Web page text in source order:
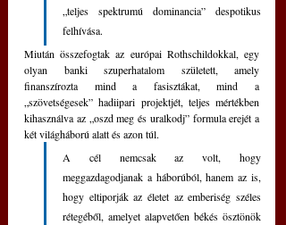
„teljes spektrumú dominancia” despotikus
felhívása.
Miután összefogtak az európai Rothschildokkal, egy
olyan banki szuperhatalom született, amely
finanszírozta mind a fasisztákat, mind a
„szövetségesek” hadiipari projektjét, teljes mértékben
kihasználva az „oszd meg és uralkodj” formula erejét a
két világháború alatt és azon túl.
A cél nemcsak az volt, hogy
meggazdagodjanak a háborúból, hanem az is,
hogy eltiporják az életet az emberiség széles
rétegéből, amelyet alapvetően békés ösztönök